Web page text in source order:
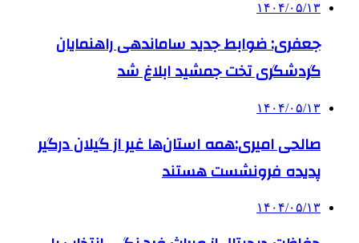
۱۴۰۴/۰۵/۱۳
جعفری: ضوابط جدید ساماندهی راهنمایان
گردشگری تخت جمشید ابلاغ شد
۱۴۰۴/۰۵/۱۳
صالحی امیری:همه استان‌ها غیر از گیلان درگیر
پدیده فرونشست هستند
۱۴۰۴/۰۵/۱۳